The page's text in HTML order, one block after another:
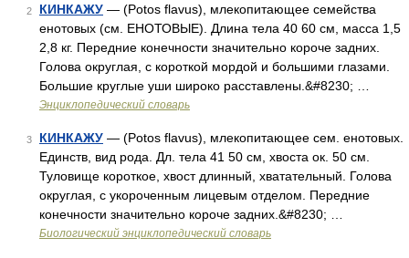
2 КИНКАЖУ — (Potos flavus), млекопитающее семейства
енотовых (см. ЕНОТОВЫЕ). Длина тела 40 60 см, масса 1,5
2,8 кг. Передние конечности значительно короче задних.
Голова округлая, с короткой мордой и большими глазами.
Большие круглые уши широко расставлены.&#8230; …
Энциклопедический словарь
3 КИНКАЖУ — (Potos flavus), млекопитающее сем. енотовых.
Единств, вид рода. Дл. тела 41 50 см, хвоста ок. 50 см.
Туловище короткое, хвост длинный, хватательный. Голова
округлая, с укороченным лицевым отделом. Передние
конечности значительно короче задних.&#8230; …
Биологический энциклопедический словарь